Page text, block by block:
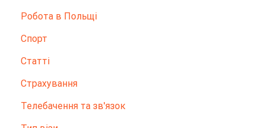
Робота в Польщі
Спорт
Статті
Страхування
Телебачення та зв'язок